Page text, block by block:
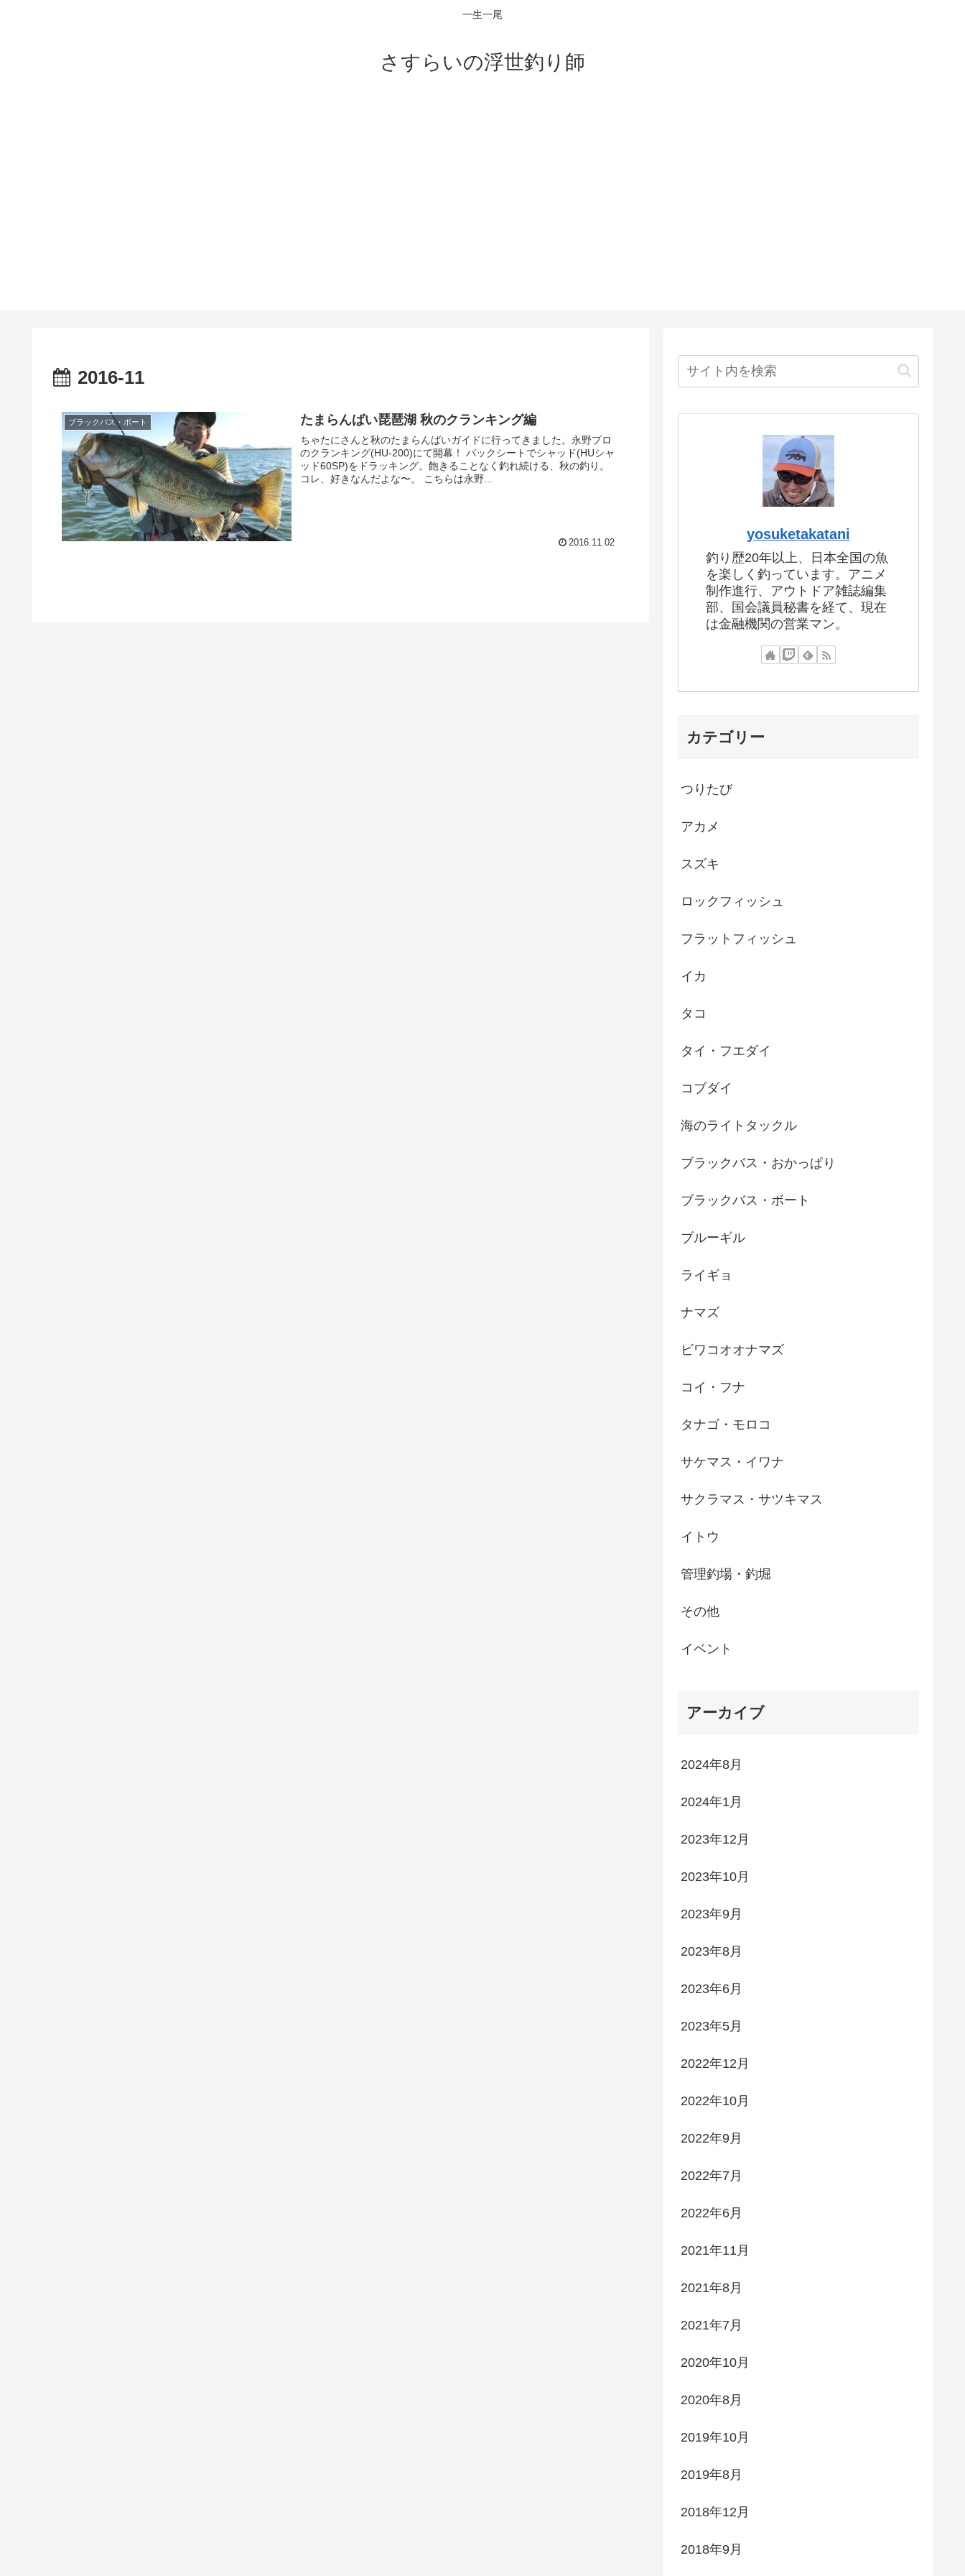
一生一尾
さすらいの浮世釣り師
2016-11
ブラックバス・ボート たまらんばい琵琶湖 秋のクランキング編
ちゃたにさんと秋のたまらんばいガイドに行ってきました。永野プロ
のクランキング(HU-200)にて開幕！ バックシートでシャッド(HUシャ
ッド60SP)をドラッキング。飽きることなく釣れ続ける、秋の釣り。
コレ、好きなんだよな〜。 こちらは永野...
2016.11.02
yosuketakatani
釣り歴20年以上、日本全国の魚
を楽しく釣っています。アニメ
制作進行、アウトドア雑誌編集
部、国会議員秘書を経て、現在
は金融機関の営業マン。
カテゴリー
つりたび
アカメ
スズキ
ロックフィッシュ
フラットフィッシュ
イカ
タコ
タイ・フエダイ
コブダイ
海のライトタックル
ブラックバス・おかっぱり
ブラックバス・ボート
ブルーギル
ライギョ
ナマズ
ビワコオオナマズ
コイ・フナ
タナゴ・モロコ
サケマス・イワナ
サクラマス・サツキマス
イトウ
管理釣場・釣堀
その他
イベント
アーカイブ
2024年8月
2024年1月
2023年12月
2023年10月
2023年9月
2023年8月
2023年6月
2023年5月
2022年12月
2022年10月
2022年9月
2022年7月
2022年6月
2021年11月
2021年8月
2021年7月
2020年10月
2020年8月
2019年10月
2019年8月
2018年12月
2018年9月